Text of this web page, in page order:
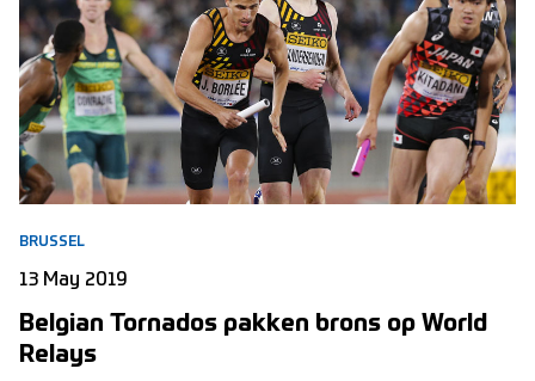
BRUSSEL
13 May 2019
Belgian Tornados pakken brons op World
Relays